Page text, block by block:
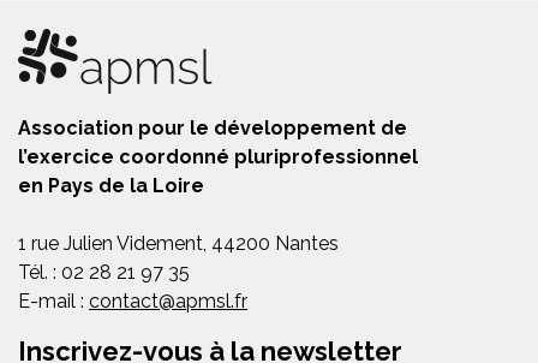
Association pour le développement de
l’exercice coordonné pluriprofessionnel
en Pays de la Loire
1 rue Julien Videment, 44200 Nantes
Tél. : 02 28 21 97 35
E-mail : contact@apmsl.fr
Inscrivez-vous à la newsletter